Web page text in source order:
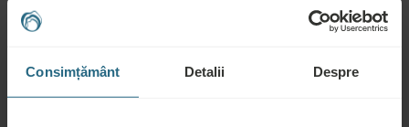
Consimțământ Detalii Despre
MORE INFORMATION ABOUT
AND CONTRAINDICATIONS